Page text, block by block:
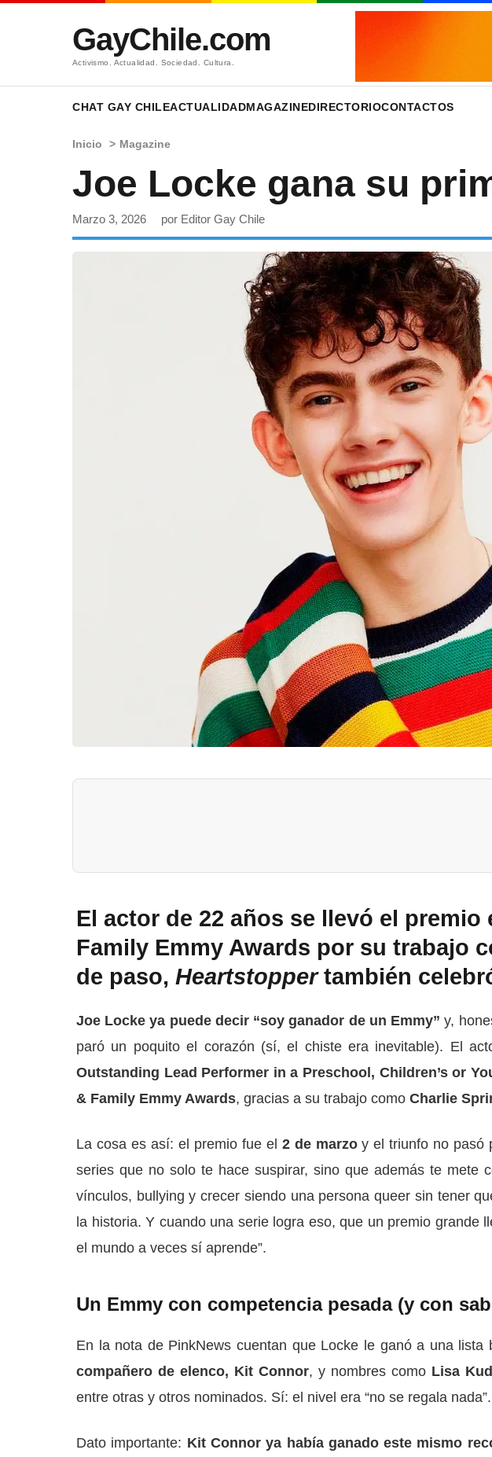
GayChile.com
Activismo. Actualidad. Sociedad. Cultura.
CHAT GAY CHILEACTUALIDADMAGAZINEDIRECTORIOCONTACTOS
Inicio > Magazine
Joe Locke gana su
Marzo 3, 2026 por Editor Gay Chile
El actor de 22 años se llevó el premio
Family Emmy Awards por su trabajo
de paso, Heartstoppertambién
Joe Locke ya puede decir “soy ganador de un Emmy” y,
paró un poquito el corazón (sí, el chiste era inevitable). El
Outstanding Lead Performer in a Preschool, Children’s or
& Family Emmy Awards, gracias a su trabajo como Charlie
La cosa es así: el premio fue el 2 de marzoy el triunfo no pasó
series que no solo te hace suspirar, sino que además te mete
vínculos, bullying y crecer siendo una persona queer sin tener
la historia. Y cuando una serie logra eso, que un premio grande
el mundo a veces sí aprende”.
Un Emmy con competencia pesada (y con
En la nota de PinkNews cuentan que Locke le ganó a una
compañero de elenco, Kit Connor, y nombres como Lisa
entre otras y otros nominados. Sí: el nivel era “no se regala nada”.
Dato importante: Kit Connor ya había ganado este mismo